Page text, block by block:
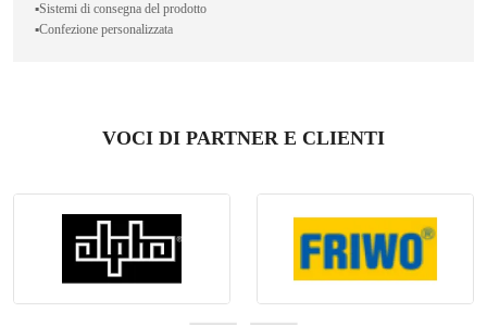
▪️Sistemi di consegna del prodotto
▪️Confezione personalizzata
VOCI DI PARTNER E CLIENTI